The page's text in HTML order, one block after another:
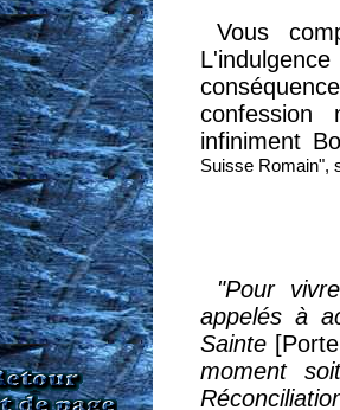
Vous
confession
infiniment
Suisse Romain",
"Pour
appelés à
Sainte
moment